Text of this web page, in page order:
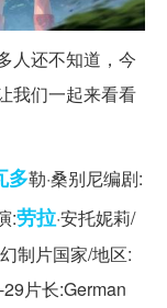
人还不知道，今
我们一起来看看
多勒·桑别尼编剧:
:劳拉·安托妮莉/
制片国家/地区:
片长:German